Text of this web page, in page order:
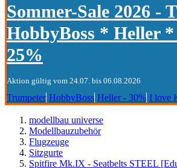
Sommer-Sale 2026 -
HobbyBoss * Heller
25%
Aktion gültig vom 24.07. bis 06.08.2026
Trumpeter HobbyBoss Heller - 30% I love
modellbau universe
Modellbauzubehör
Flugzeuge
Sitzgurte
Spitfire Mk.IX - Seatbelts STEEL